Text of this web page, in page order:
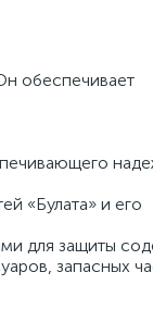
обеспечивает
«Булата» и его
для защиты
запасных